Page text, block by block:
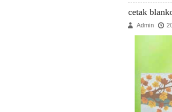
cetak
Admin